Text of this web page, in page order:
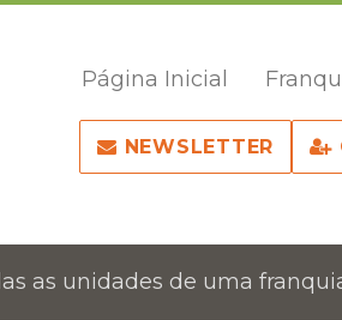
Página Inicial
NEWSLETTER
as unidades de uma